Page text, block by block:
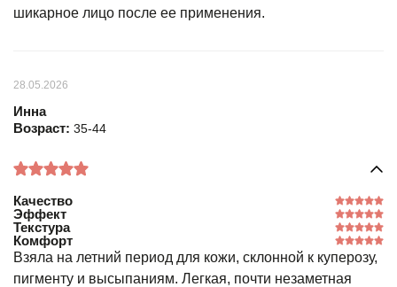
шикарное лицо после ее применения.
28.05.2026
Инна
Возраст: 35-44
Качество
Эффект
Текстура
Комфорт
Взяла на летний период для кожи, склонной к куперозу,
пигменту и высыпаниям. Легкая, почти незаметная